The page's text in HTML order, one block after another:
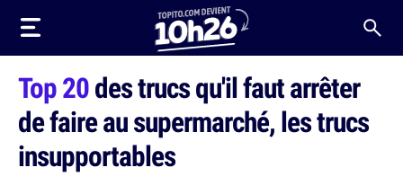
Top 20des trucs qu'il faut arrêter
de faire au supermarché, les trucs
insupportables